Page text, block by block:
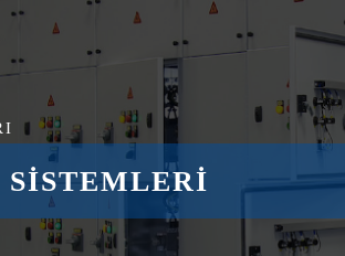
DÖKME MAKİNESİ